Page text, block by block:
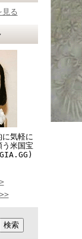
見る
に気軽に
う米国宝